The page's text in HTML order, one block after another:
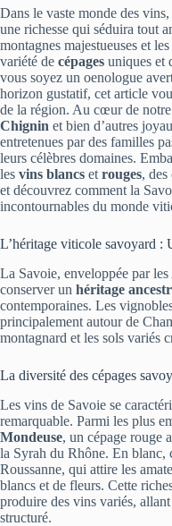
Dans le vaste monde des
une richesse qui séduira tout
montagnes majestueuses et
variété de cépages uniques et
vous soyez un oenologue
horizon gustatif, cet article
de la région. Au cœur de
Chignin et bien d’autres
entretenues par des familles
leurs célèbres domaines.
les vins blancs et rouges,
et découvrez comment la
incontournables du monde
L’héritage viticole savoyard :
La Savoie, enveloppée par
conserver un héritage
contemporaines. Les
principalement autour de
montagnard et les sols variés
La diversité des cépages
Les vins de Savoie se
remarquable. Parmi les plus
Mondeuse, un cépage rouge
la Syrah du Rhône. En blanc,
Roussanne, qui attire les
blancs et de fleurs. Cette
produire des vins variés,
structuré.